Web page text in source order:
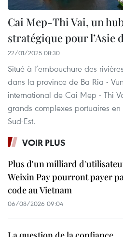
Cai Mep-Thi Vai, un
stratégique pour l’Asie
22/01/2025 08:30
Situé à l’embouchure des
dans la province de Ba Ria -
international de Cai Mep - Thi
grands complexes portuaires
Sud-Est.
VOIR PLUS
Plus d'un milliard
Weixin Pay pourront payer
code au Vietnam
06/08/2026 09:04